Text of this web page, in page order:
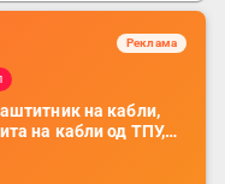
Реклама
на кабли,
на кабли од ТПУ,
на кабли, без
телефони, комплет